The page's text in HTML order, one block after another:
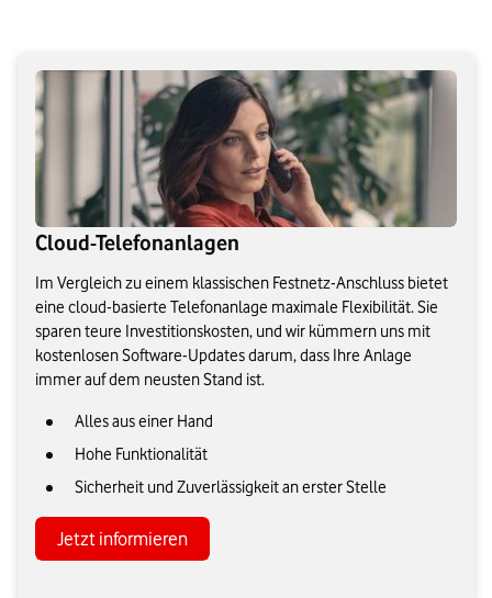
Cloud-Telefonanlagen
Im Vergleich zu einem klassischen Festnetz-Anschluss bietet
eine cloud-basierte Telefonanlage maximale Flexibilität. Sie
sparen teure Investitionskosten, und wir kümmern uns mit
kostenlosen Software-Updates darum, dass Ihre Anlage
immer auf dem neusten Stand ist.
Alles aus einer Hand
Hohe Funktionalität
Sicherheit und Zuverlässigkeit an erster Stelle
Jetzt informieren